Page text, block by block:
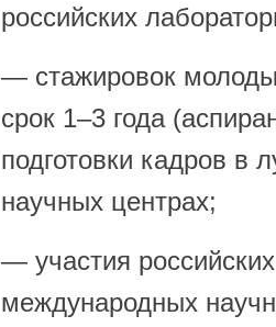
российских
— стажировок
срок 1–3 года
подготовки кадров в
научных центрах;
— участия
международных